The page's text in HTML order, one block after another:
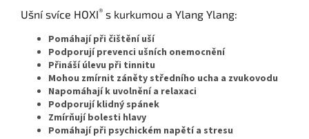
Ušní svíce HOXI® s kurkumou a Ylang Ylang:
Pomáhají při čištění uší
Podporují prevenci ušních onemocnění
Přináší úlevu při tinnitu
Mohou zmírnit záněty středního ucha a zvukovodu
Napomáhají k uvolnění a relaxaci
Podporují klidný spánek
Zmírňují bolesti hlavy
Pomáhají při psychickém napětí a stresu